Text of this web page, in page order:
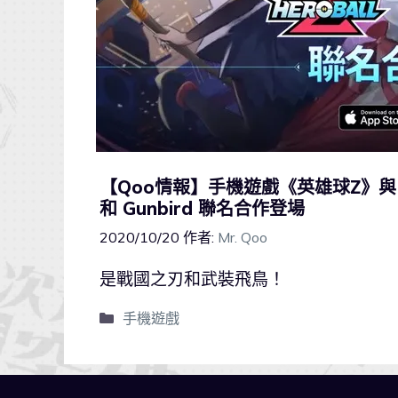
【Qoo情報】手機遊戲《英雄球Z》
和 Gunbird 聯名合作登場
2020/10/20 作者: Mr. Qoo
是戰國之刃和武裝飛鳥！
手機遊戲